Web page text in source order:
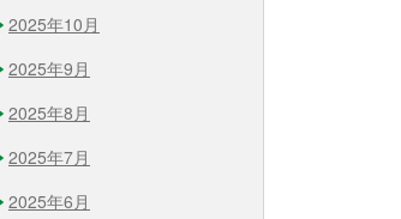
2025年10月
2025年9月
2025年8月
2025年7月
2025年6月